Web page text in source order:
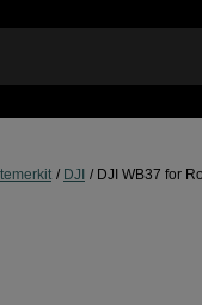
DJI DJI WB37 for